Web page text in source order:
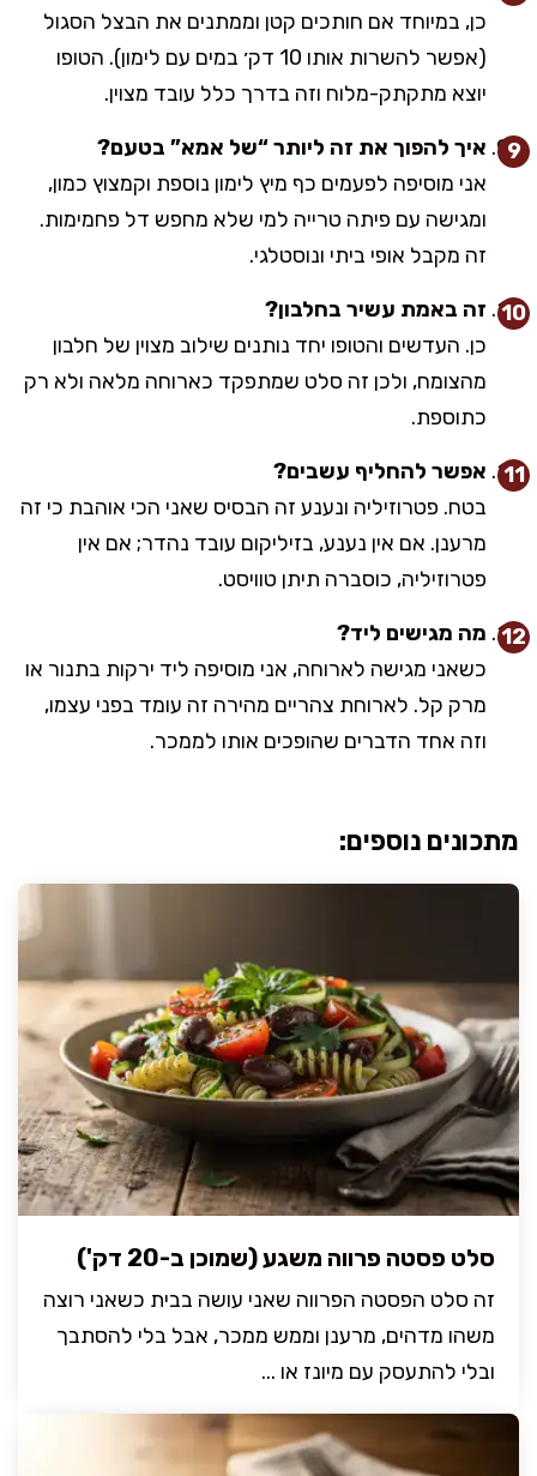
כן, במיוחד אם חותכים קטן וממתנים את הבצל הסגול
(אפשר להשרות אותו 10 דק׳ במים עם לימון). הטופו
יוצא מתקתק-מלוח וזה בדרך כלל עובד מצוין.
איך להפוך את זה ליותר “של אמא” בטעם?
אני מוסיפה לפעמים כף מיץ לימון נוספת וקמצוץ כמון,
ומגישה עם פיתה טרייה למי שלא מחפש דל פחמימות.
זה מקבל אופי ביתי ונוסטלגי.
זה באמת עשיר בחלבון?
כן. העדשים והטופו יחד נותנים שילוב מצוין של חלבון
מהצומח, ולכן זה סלט שמתפקד כארוחה מלאה ולא רק
כתוספת.
אפשר להחליף עשבים?
בטח. פטרוזיליה ונענע זה הבסיס שאני הכי אוהבת כי זה
מרענן. אם אין נענע, בזיליקום עובד נהדר; אם אין
פטרוזיליה, כוסברה תיתן טוויסט.
מה מגישים ליד?
כשאני מגישה לארוחה, אני מוסיפה ליד ירקות בתנור או
מרק קל. לארוחת צהריים מהירה זה עומד בפני עצמו,
וזה אחד הדברים שהופכים אותו לממכר.
מתכונים נוספים:
סלט פסטה פרווה משגע (שמוכן ב-20 דק')
זה סלט הפסטה הפרווה שאני עושה בבית כשאני רוצה
משהו מדהים, מרענן וממש ממכר, אבל בלי להסתבך
ובלי להתעסק עם מיונז או ...